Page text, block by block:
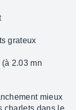
grateux
2.03 mn
mieux
charlets dans le